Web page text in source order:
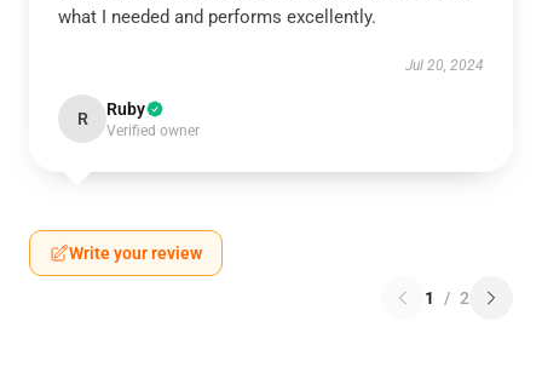
what I needed and performs excellently.
Jul 20, 2024
R Ruby
Verified owner
Write your review
1 / 2